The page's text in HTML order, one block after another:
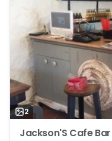
2
Jackson'S Cafe